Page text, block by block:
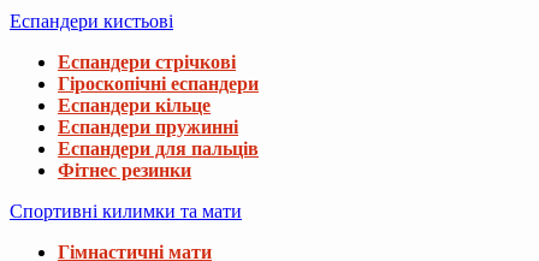
Еспандери кистьові
Еспандери стрічкові
Гіроскопічні еспандери
Еспандери кільце
Еспандери пружинні
Еспандери для пальців
Фітнес резинки
Спортивні килимки та мати
Гімнастичні мати